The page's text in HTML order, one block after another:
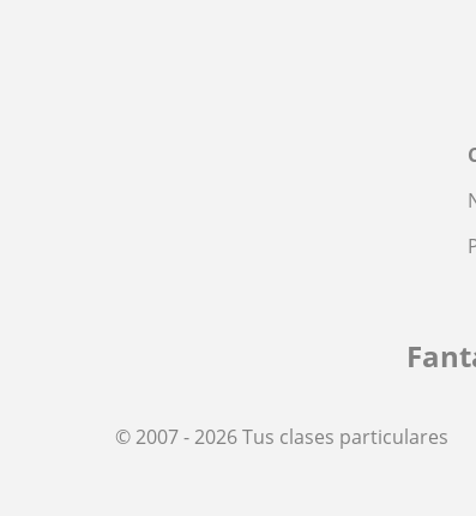
© 2007 - 2026 Tus clases particulares